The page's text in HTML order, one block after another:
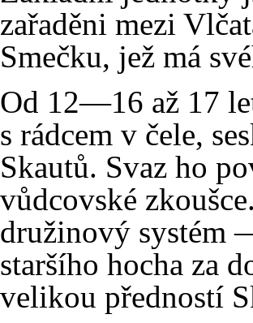
zařaděni mezi
Smečku, jež má
Od 12—16 až 17
s rádcem v čele,
Skautů. Svaz ho
vůdcovské
družinový systém
staršího hocha za
velikou předností